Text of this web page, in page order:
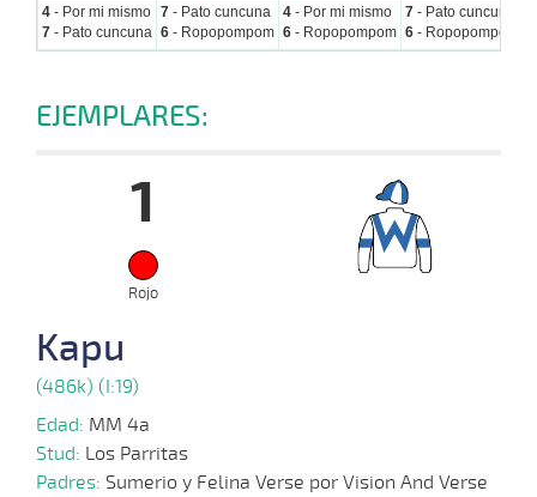
4 - Por mi mismo
7 - Pato cuncuna
7 - Pato cuncuna
6 - Ropopompom
4 - Por mi mismo
6 - Ropopompom
7 - Pato cuncuna
6 - Ropopompom
EJEMPLARES:
1
Rojo
Kapu
(486k) (I:19)
Edad: MM 4a
Stud: Los Parritas
Padres: Sumerio y Felina Verse por Vision And Verse